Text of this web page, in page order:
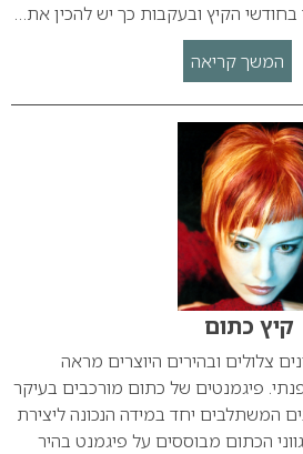
הקיץ ובעקבות כך יש להכין את…
המשך קריאה
קיץ כתום
צלולים ובהירים היוצרים מראה
פיגמנטים של כתום מורכבים בעיקר
המשתלבים יחד במידה הנכונה ליצירת
הכתום מבוססים על פיגמנט בהיר